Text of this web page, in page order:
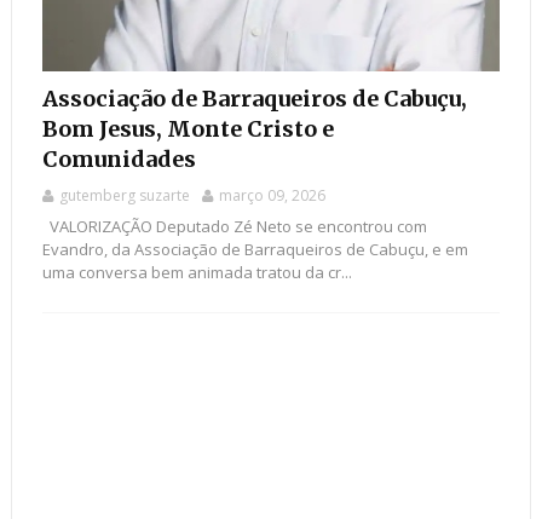
Associação de Barraqueiros de Cabuçu,
Bom Jesus, Monte Cristo e
Comunidades
gutemberg suzarte março 09, 2026
VALORIZAÇÃO Deputado Zé Neto se encontrou com
Evandro, da Associação de Barraqueiros de Cabuçu, e em
uma conversa bem animada tratou da cr...